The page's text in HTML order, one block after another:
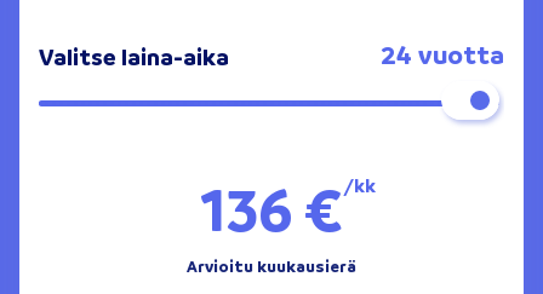
Valitse laina-aika 24 vuotta
136 €/kk
Arvioitu kuukausierä